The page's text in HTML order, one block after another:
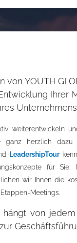
von YOUTH
Ihrer
weiterentwickeln
herzlich dazu
LeadershipTour
für
wir Ihnen die
Meetings.
von